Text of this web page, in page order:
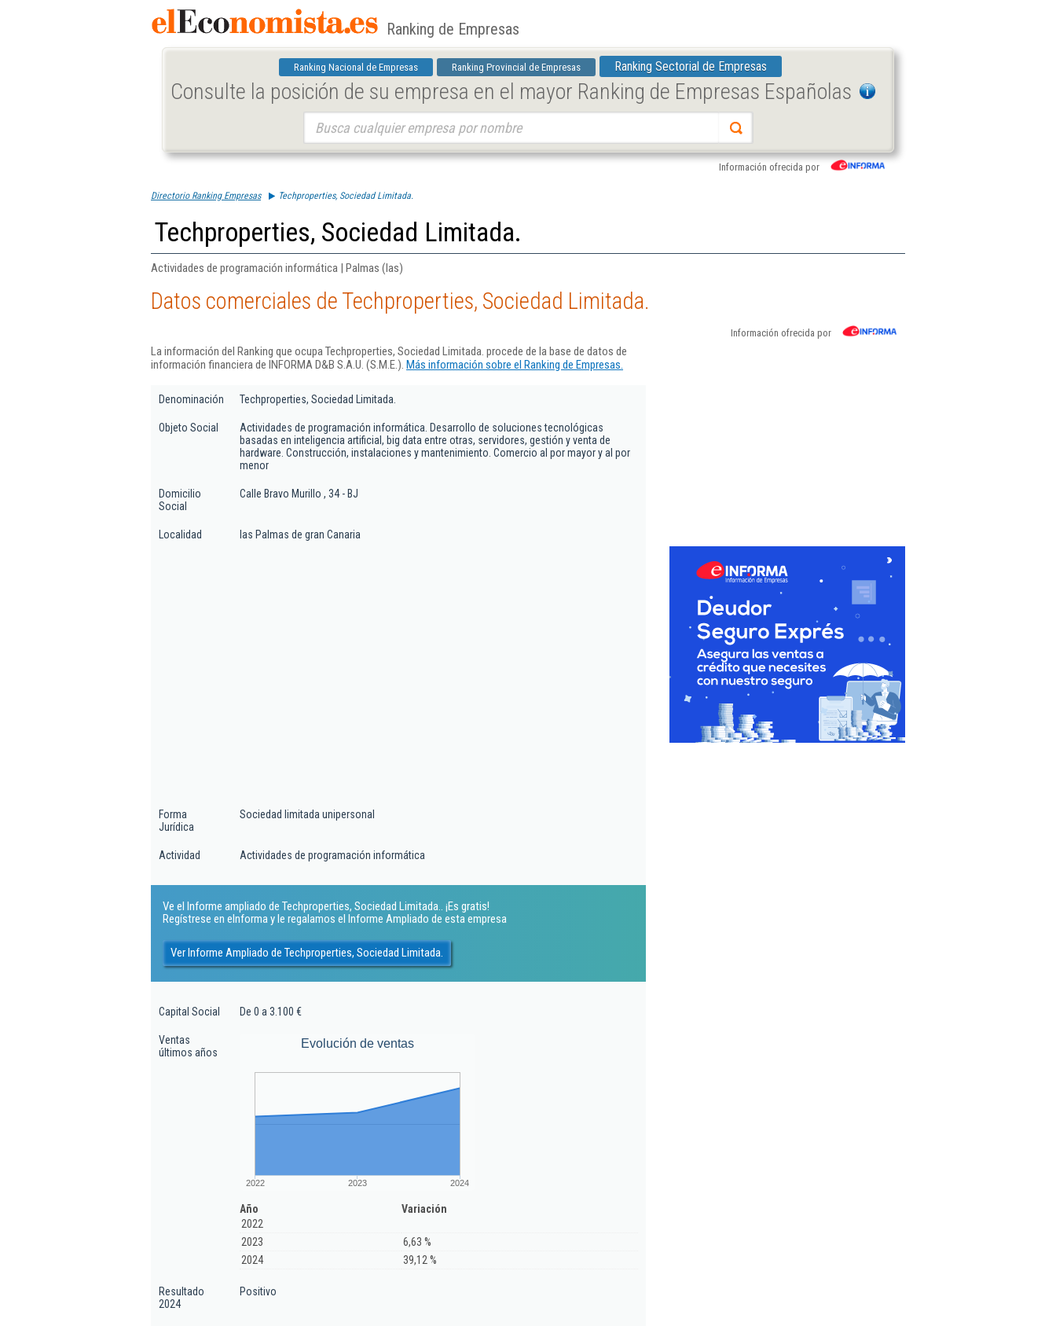
Ranking de Empresas
Ranking Nacional de Empresas Ranking Provincial de Empresas Ranking Sectorial de Empresas
Consulte la posición de su empresa en el mayor Ranking de Empresas Españolas
Información ofrecida por
Directorio Ranking Empresas Techproperties, Sociedad Limitada.
Techproperties, Sociedad Limitada.
Actividades de programación informática | Palmas (las)
Datos comerciales de Techproperties, Sociedad Limitada.
Información ofrecida por
La información del Ranking que ocupa Techproperties, Sociedad Limitada. procede de la base de datos de
información financiera de INFORMA D&B S.A.U. (S.M.E.). Más información sobre el Ranking de Empresas.
Denominación Techproperties, Sociedad Limitada.
Objeto Social
Actividades de programación informática. Desarrollo de soluciones tecnológicas
basadas en inteligencia artificial, big data entre otras, servidores, gestión y venta de
hardware. Construcción, instalaciones y mantenimiento. Comercio al por mayor y al por
menor
Domicilio
Social
Calle Bravo Murillo , 34 - BJ
Localidad las Palmas de gran Canaria
Forma
Jurídica
Sociedad limitada unipersonal
Actividad Actividades de programación informática
Ve el Informe ampliado de Techproperties, Sociedad Limitada.. ¡Es gratis!
Regístrese en eInforma y le regalamos el Informe Ampliado de esta empresa
Ver Informe Ampliado de Techproperties, Sociedad Limitada.
Capital Social De 0 a 3.100 €
Ventas
últimos años
Evolución de ventas
2022 2023 2024
Año
Variación
2022
2023
6,63 %
2024
39,12 %
Resultado
2024
Positivo